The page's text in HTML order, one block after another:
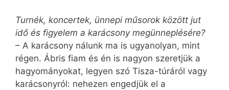
Turnék, koncertek, ünnepi műsorok között jut
idő és figyelem a karácsony megünneplésére?
– A karácsony nálunk ma is ugyanolyan, mint
régen. Ábris fiam és én is nagyon szeretjük a
hagyományokat, legyen szó Tisza-túráról vagy
karácsonyról: nehezen engedjük el a